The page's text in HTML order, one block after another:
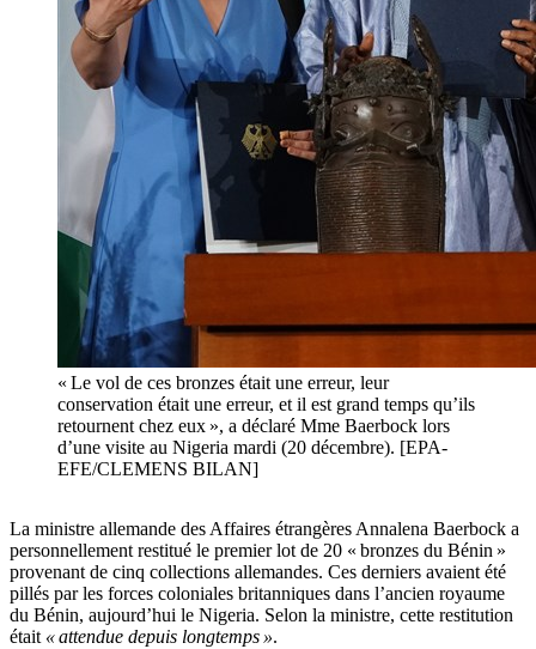
« Le vol de ces bronzes était une erreur, leur
conservation était une erreur, et il est grand temps qu’ils
retournent chez eux », a déclaré Mme Baerbock lors
d’une visite au Nigeria mardi (20 décembre). [EPA-
EFE/CLEMENS BILAN]
La ministre allemande des Affaires étrangères Annalena Baerbock a
personnellement restitué le premier lot de 20 « bronzes du Bénin »
provenant de cinq collections allemandes. Ces derniers avaient été
pillés par les forces coloniales britanniques dans l’ancien royaume
du Bénin, aujourd’hui le Nigeria. Selon la ministre, cette restitution
était « attendue depuis longtemps ».